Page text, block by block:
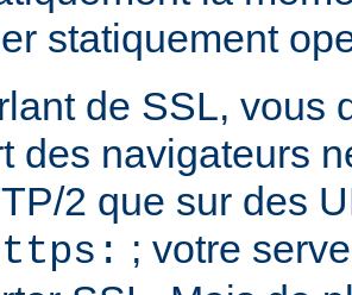
statiquement
de SSL, vous
des navigateurs
2 que sur des
; votre